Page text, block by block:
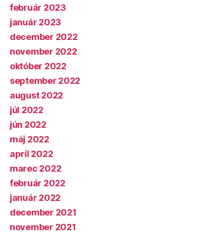
február 2023
január 2023
december 2022
november 2022
október 2022
september 2022
august 2022
júl 2022
jún 2022
máj 2022
apríl 2022
marec 2022
február 2022
január 2022
december 2021
november 2021